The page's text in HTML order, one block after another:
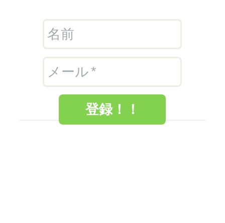
名前
メール
登録！！